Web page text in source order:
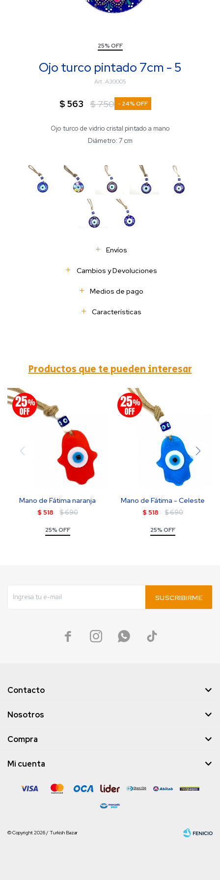
25% OFF
Ojo turco pintado 7cm - 5
A30005
$ 563 $750 24
Ojo turco de vidrio cristal pintado a mano
Diámetro: 7 cm
Envíos
Cambios y Devoluciones
Medios de pago
Características
Productos que te pueden interesar
Mano de Fátima naranja
$ 518 $690
25% OFF
Mano de Fátima - Celeste
$ 518 $690
25% OFF
SUSCRIBIRME
   
Contacto
Nosotros
Compra
Mi cuenta
© Copyright 2026 / Turkish Bazar